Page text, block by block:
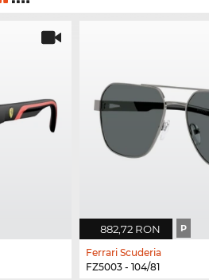
882,72 RON P
Ferrari Scuderia
FZ5003 - 104/81